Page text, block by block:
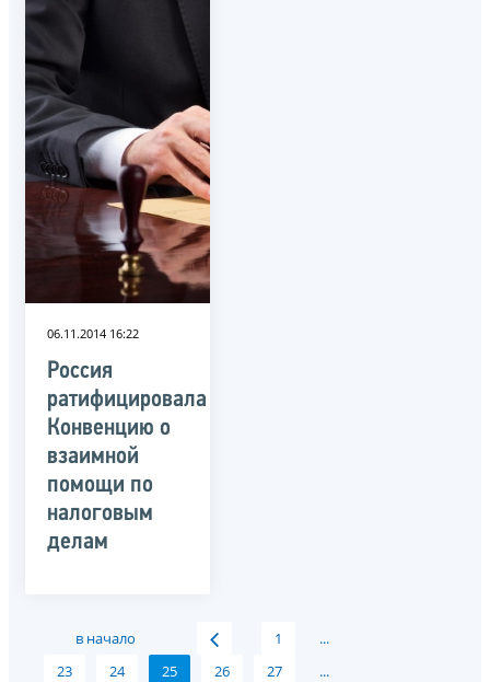
06.11.2014 16:22
Россия
ратифицировала
Конвенцию о
взаимной
помощи по
налоговым
делам
в начало 1
...
23
24 25 26 27
...